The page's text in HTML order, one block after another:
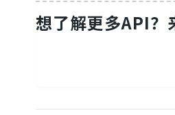
想了解更多API？